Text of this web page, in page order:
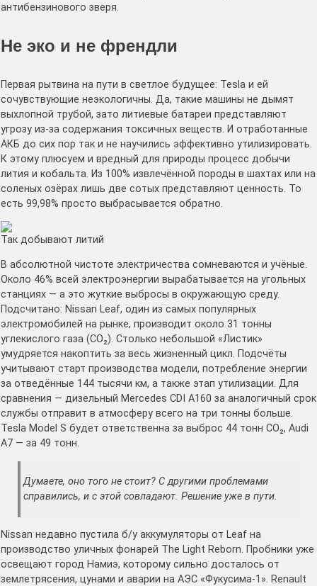
антибензинового зверя.
Не эко и не френдли
Первая рытвина на пути в светлое будущее: Tesla и ей
сочувствующие неэкологичны. Да, такие машины не дымят
выхлопной трубой, зато литиевые батареи представляют
угрозу из-за содержания токсичных веществ. И отработанные
АКБ до сих пор так и не научились эффективно утилизировать.
К этому плюсуем и вредный для природы процесс добычи
лития и кобальта. Из 100% извлечённой породы в шахтах или на
соленых озёрах лишь две сотых представляют ценность. То
есть 99,98% просто выбрасывается обратно.
Так добывают литий
В абсолютной чистоте электричества сомневаются и учёные.
Около 46% всей электроэнергии вырабатывается на угольных
станциях — а это жуткие выбросы в окружающую среду.
Подсчитано: Nissan Leaf, один из самых популярных
электромобилей на рынке, производит около 31 тонны
углекислого газа (CO₂). Столько небольшой «Листик»
умудряется накоптить за весь жизненный цикл. Подсчёты
учитывают старт производства модели, потребление энергии
за отведённые 144 тысячи км, а также этап утилизации. Для
сравнения — дизельный Mercedes CDI A160 за аналогичный срок
службы отправит в атмосферу всего на три тонны больше.
Tesla Model S будет ответственна за выброс 44 тонн CO₂, Audi
A7 — за 49 тонн.
Думаете, оно того не стоит? С другими проблемами
справились, и с этой совладают. Решение уже в пути.
Nissan недавно пустила б/у аккумуляторы от Leaf на
производство уличных фонарей The Light Reborn. Пробники уже
освещают город Намиэ, которому сильно досталось от
землетрясения, цунами и аварии на АЭС «Фукусима-1». Renault